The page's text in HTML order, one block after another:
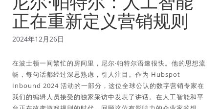
正在重新定义营销规则
2024年12月26日
在波士顿一间繁忙的房间里，尼尔·帕特尔语速很快。他的思想流
畅，每句话都经过深思熟虑，引人注目。作为 Hubspot
Inbound 2024 活动的一部分，这位全球公认的数字营销专家在
我们的编辑人员接受的独家采访中发表了讲话。在人工智能和平